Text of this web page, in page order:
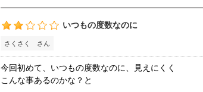
いつもの度数なのに
さくさく さん
今回初めて、いつもの度数なのに、見えにくく
こんな事あるのかな？と